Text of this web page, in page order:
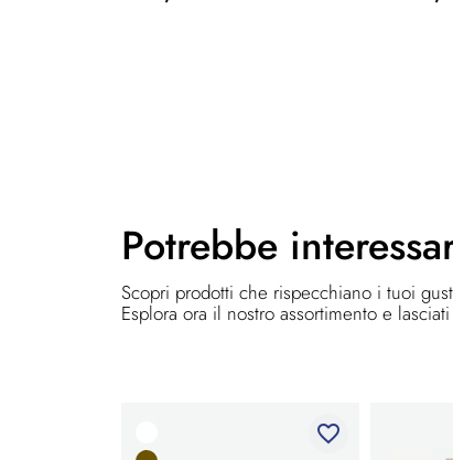
Potrebbe
Scopri prodotti che rispecchiano i tuoi
Esplora ora il nostro assortimento e
favorite_border